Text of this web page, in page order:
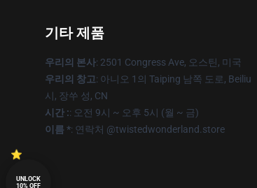
기타 제품
우리의 본사: 2501 Congress Ave, 오스틴, 미국
우리의 창고: 아니오 1의 Taiping 남쪽 도로, Beiliu
시, 장쑤 성, CN
시간 :: 오전 9시 ~ 오후 5시 (월 ~ 금)
이름 *: 연락처 @twistedwonderland.store
UNLOCK
10% OFF